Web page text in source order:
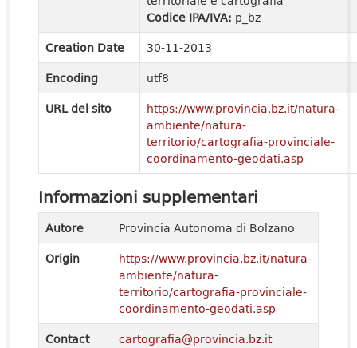
Codice IPA/IVA: p_bz
Creation Date
30-11-2013
Encoding
utf8
URL del sito
https://www.provincia.bz.it/natura-
ambiente/natura-
territorio/cartografia-provinciale-
coordinamento-geodati.asp
Informazioni supplementari
Autore
Provincia Autonoma di Bolzano
Origin
https://www.provincia.bz.it/natura-
ambiente/natura-
territorio/cartografia-provinciale-
coordinamento-geodati.asp
Contact
cartografia@provincia.bz.it